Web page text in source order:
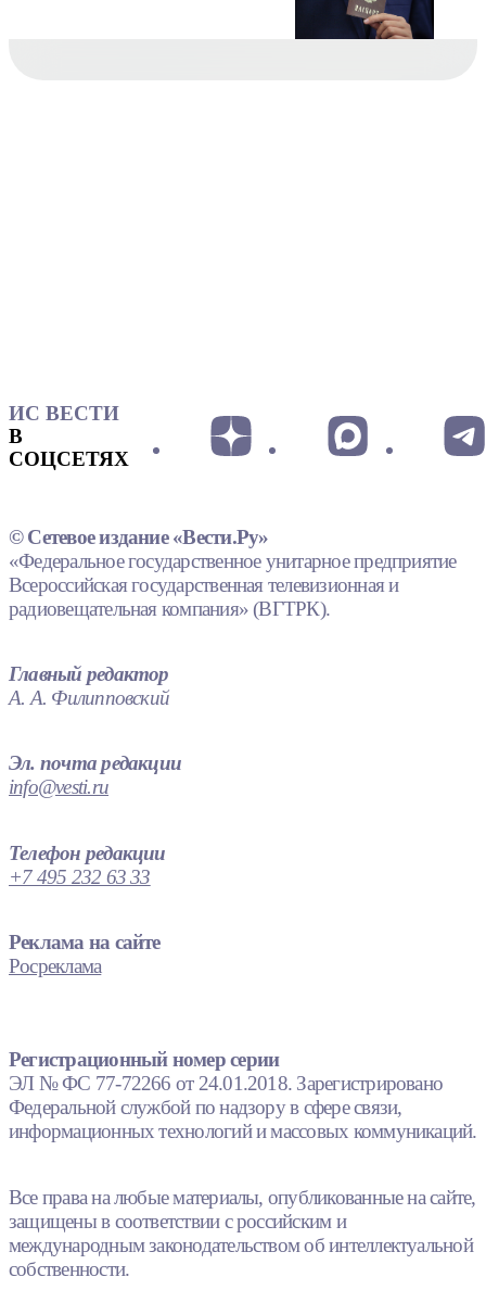
ИС ВЕСТИ
В
СОЦСЕТЯХ
© Сетевое издание «Вести.Ру»
«Федеральное государственное унитарное предприятие
Всероссийская государственная телевизионная и
радиовещательная компания» (ВГТРК).
Главный редактор
А. А. Филипповский
Эл. почта редакции
info@vesti.ru
Телефон редакции
+7 495 232 63 33
Реклама на сайте
Росреклама
Регистрационный номер серии
ЭЛ № ФС 77-72266 от 24.01.2018. Зарегистрировано
Федеральной службой по надзору в сфере связи,
информационных технологий и массовых коммуникаций.
Все права на любые материалы, опубликованные на сайте,
защищены в соответствии с российским и
международным законодательством об интеллектуальной
собственности.